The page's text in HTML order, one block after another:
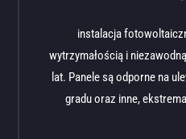
instalacja
wytrzymałością i
lat. Panele są odporne na
gradu oraz inne,